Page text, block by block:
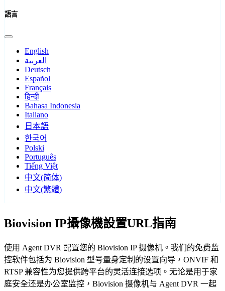
語言
English
العربية
Deutsch
Español
Français
हिन्दी
Bahasa Indonesia
Italiano
日本語
한국어
Polski
Português
Tiếng Việt
中文(简体)
中文(繁體)
Biovision IP攝像機設置URL指南
使用 Agent DVR 配置您的 Biovision IP 摄像机。我们的免费监
控软件包括为 Biovision 型号量身定制的设置向导，ONVIF 和
RTSP 兼容性为您提供跨平台的灵活连接选项。无论是用于家
庭安全还是办公室监控，Biovision 摄像机与 Agent DVR 一起